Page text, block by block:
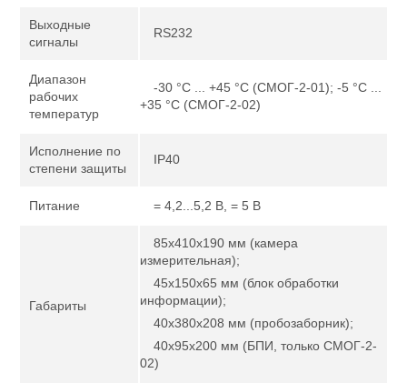
Выходные
сигналы
RS232
Диапазон
рабочих
температур
-30 °С ... +45 °С (СМОГ-2-01); -5 °С ...
+35 °С (СМОГ-2-02)
Исполнение по
степени защиты
IP40
Питание = 4,2...5,2 В, = 5 В
Габариты
85х410х190 мм (камера
измерительная);
45х150х65 мм (блок обработки
информации);
40х380х208 мм (пробозаборник);
40х95х200 мм (БПИ, только СМОГ-2-
02)